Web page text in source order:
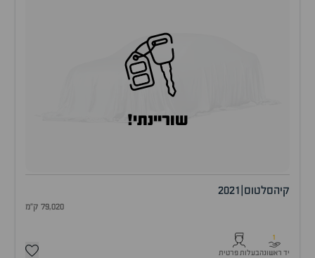
שוריינתי!
קיהסלטוס 2021
79,020 ק"מ
1
יד ראשונהבעלות פרטית